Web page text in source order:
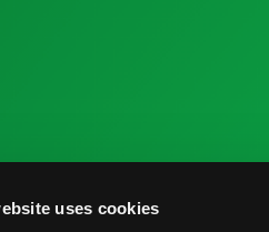
uses cookies
Recursos para la
Obtener Informe de